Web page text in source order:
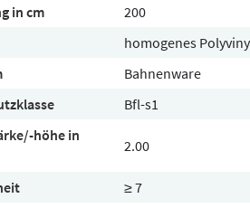
in cm
200
homogenes
Bahnenware
Bfl-s1
höhe in
2.00
≥ 7